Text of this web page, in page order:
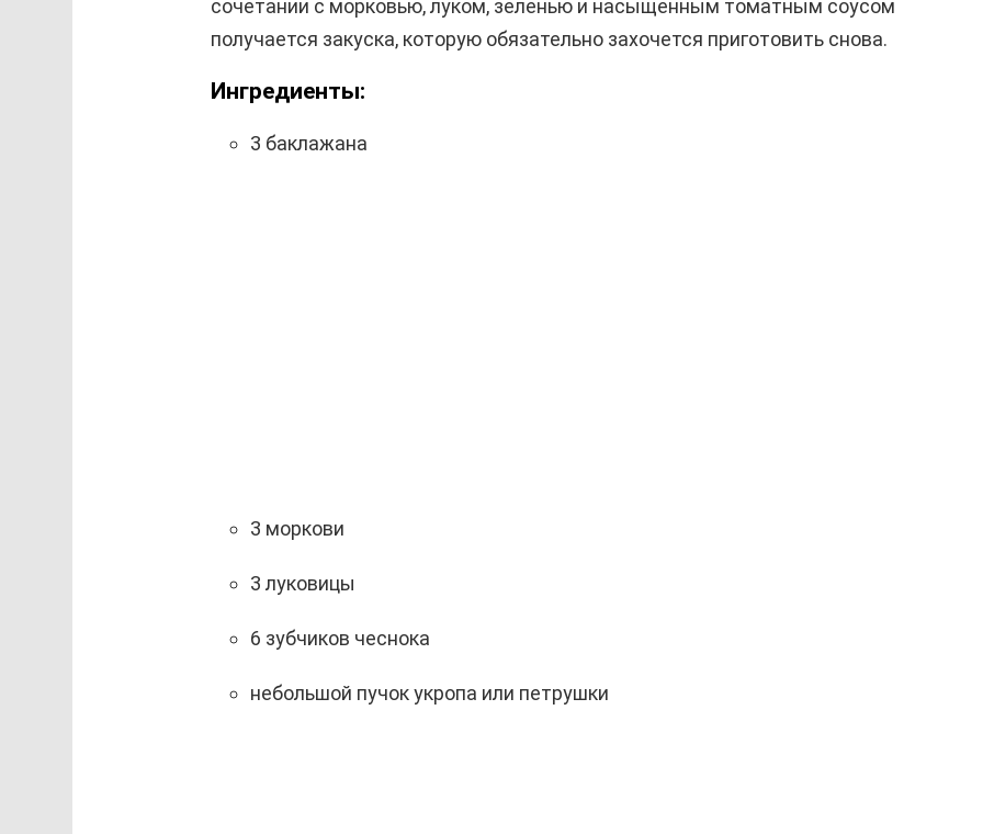
сочетании с морковью, луком, зеленью и насыщенным томатным соусом
получается закуска, которую обязательно захочется приготовить снова.
Ингредиенты:
3 баклажана
3 моркови
3 луковицы
6 зубчиков чеснока
небольшой пучок укропа или петрушки